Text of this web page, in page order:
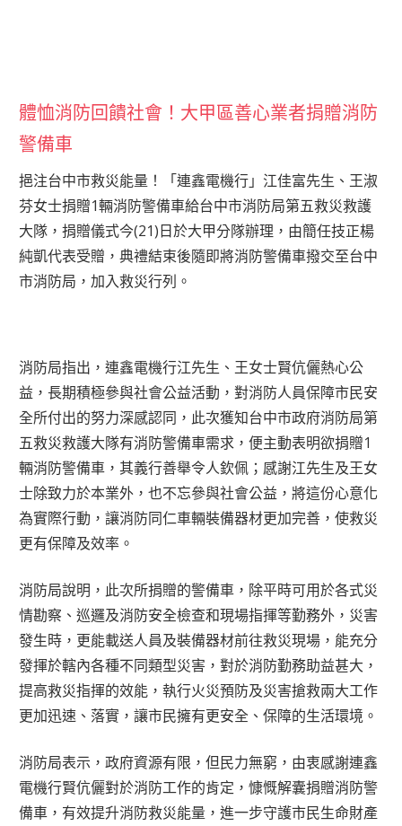
體恤消防回饋社會！大甲區善心業者捐贈消防
警備車
挹注台中市救災能量！「連鑫電機行」江佳富先生、王淑
芬女士捐贈1輛消防警備車給台中市消防局第五救災救護
大隊，捐贈儀式今(21)日於大甲分隊辦理，由簡任技正楊
純凱代表受贈，典禮結束後隨即將消防警備車撥交至台中
市消防局，加入救災行列。
消防局指出，連鑫電機行江先生、王女士賢伉儷熱心公
益，長期積極參與社會公益活動，對消防人員保障市民安
全所付出的努力深感認同，此次獲知台中市政府消防局第
五救災救護大隊有消防警備車需求，便主動表明欲捐贈1
輛消防警備車，其義行善舉令人欽佩；感謝江先生及王女
士除致力於本業外，也不忘參與社會公益，將這份心意化
為實際行動，讓消防同仁車輛裝備器材更加完善，使救災
更有保障及效率。
消防局說明，此次所捐贈的警備車，除平時可用於各式災
情勘察、巡邏及消防安全檢查和現場指揮等勤務外，災害
發生時，更能載送人員及裝備器材前往救災現場，能充分
發揮於轄內各種不同類型災害，對於消防勤務助益甚大，
提高救災指揮的效能，執行火災預防及災害搶救兩大工作
更加迅速、落實，讓市民擁有更安全、保障的生活環境。
消防局表示，政府資源有限，但民力無窮，由衷感謝連鑫
電機行賢伉儷對於消防工作的肯定，慷慨解囊捐贈消防警
備車，有效提升消防救災能量，進一步守護市民生命財產